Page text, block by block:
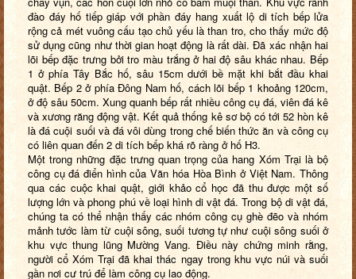
đào đáy hố tiếp giáp với phần đáy hang xuất lộ di tích bếp lửa
rộng cả mét vuông cấu tạo chủ yếu là than tro, cho thấy mức độ
sử dụng cũng như thời gian hoạt động là rất dài. Đã xác nhận hai
lõi bếp đặc trưng bởi tro màu trắng ở hai độ sâu khác nhau. Bếp
1 ở phía Tây Bắc hố, sâu 15cm dưới bề mặt khi bắt đầu khai
quật. Bếp 2 ở phía Đông Nam hố, cách lõi bếp 1 khoảng 120cm,
ở độ sâu 50cm. Xung quanh bếp rất nhiều công cụ đá, viên đá kê
và xương răng động vật. Kết quả thống kê sơ bộ có tới 52 hòn kê
là đá cuội suối và đá vôi dùng trong chế biến thức ăn và công cụ
có liên quan đến 2 di tích bếp khá rõ ràng ở hố H3.
Một trong những đặc trưng quan trọng của hang Xóm Trại là bộ
công cụ đá điển hình của Văn hóa Hòa Bình ở Việt Nam. Thông
qua các cuộc khai quật, giới khảo cổ học đã thu được một số
lượng lớn và phong phú về loại hình di vật đá. Trong bộ di vật đá,
chúng ta có thể nhận thấy các nhóm công cụ ghè đẽo và nhóm
mảnh tước làm từ cuội sông, suối tương tự như cuội sông suối ở
khu vực thung lũng Mường Vang. Điều này chứng minh rằng,
người cổ Xóm Trại đã khai thác ngay trong khu vực núi và suối
gần nơi cư trú để làm công cụ lao động.